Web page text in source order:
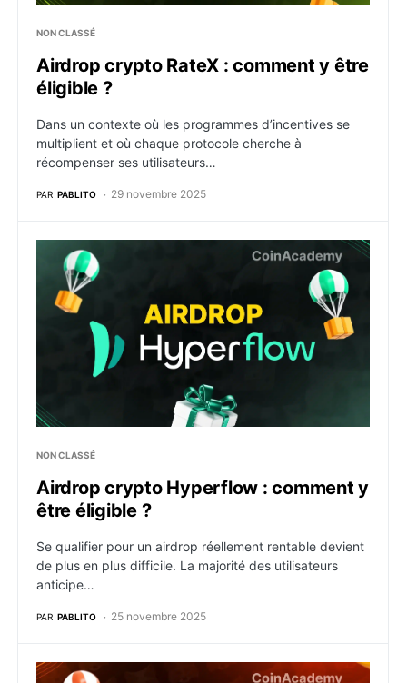
NON CLASSÉ
Airdrop crypto RateX : comment y être
éligible ?
Dans un contexte où les programmes d’incentives se
multiplient et où chaque protocole cherche à
récompenser ses utilisateurs…
PAR PABLITO 29 novembre 2025
Airdrop crypto Hyperflow : comment y être éligible ?
NON CLASSÉ
Airdrop crypto Hyperflow : comment y
être éligible ?
Se qualifier pour un airdrop réellement rentable devient
de plus en plus difficile. La majorité des utilisateurs
anticipe…
PAR PABLITO 25 novembre 2025
Airdrop MetaMask : Comment y être éligible et